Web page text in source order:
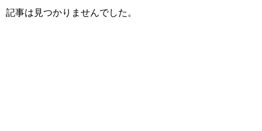
記事は見つかりませんでした。